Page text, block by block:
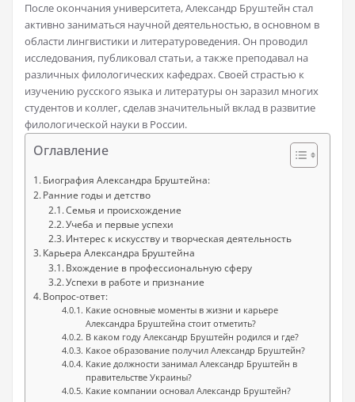
После окончания университета, Александр Бруштейн стал
активно заниматься научной деятельностью, в основном в
области лингвистики и литературоведения. Он проводил
исследования, публиковал статьи, а также преподавал на
различных филологических кафедрах. Своей страстью к
изучению русского языка и литературы он заразил многих
студентов и коллег, сделав значительный вклад в развитие
филологической науки в России.
Оглавление
Биография Александра Бруштейна:
Ранние годы и детство
Семья и происхождение
Учеба и первые успехи
Интерес к искусству и творческая деятельность
Карьера Александра Бруштейна
Вхождение в профессиональную сферу
Успехи в работе и признание
Вопрос-ответ:
Какие основные моменты в жизни и карьере
Александра Бруштейна стоит отметить?
В каком году Александр Бруштейн родился и где?
Какое образование получил Александр Бруштейн?
Какие должности занимал Александр Бруштейн в
правительстве Украины?
Какие компании основал Александр Бруштейн?